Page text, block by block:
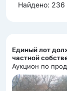
Найдено: 236
Единый лот
частной
Акмолинской
Аукцион по